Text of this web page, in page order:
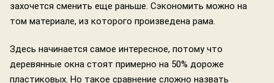
захочется сменить еще раньше. Сэкономить можно на
том материале, из которого произведена рама.
Здесь начинается самое интересное, потому что
деревянные окна стоят примерно на 50% дороже
пластиковых. Но такое сравнение сложно назвать